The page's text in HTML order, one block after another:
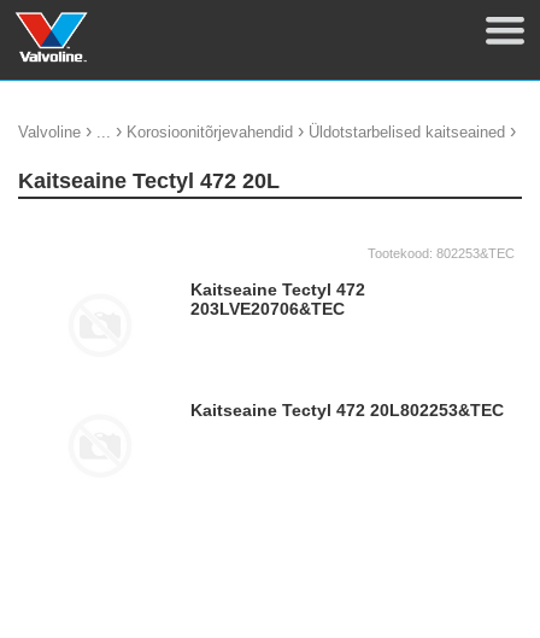
Valvoline › ... › Korosioonitõrjevahendid › Üldotstarbelised kaitseained ›
Kaitseaine Tectyl 472 20L
Tootekood: 802253&TEC
Kaitseaine Tectyl 472
203LVE20706&TEC
Kaitseaine Tectyl 472 20L802253&TEC